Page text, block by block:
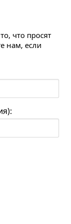
что просят
нам, если